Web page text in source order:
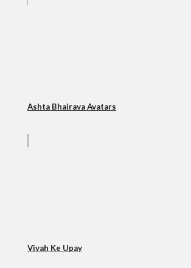
Ashta Bhairava Avatars
Vivah Ke Upay